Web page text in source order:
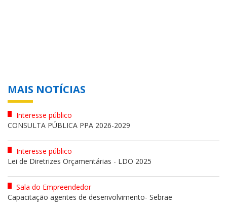
MAIS NOTÍCIAS
Interesse público
CONSULTA PÚBLICA PPA 2026-2029
Interesse público
Lei de Diretrizes Orçamentárias - LDO 2025
Sala do Empreendedor
Capacitação agentes de desenvolvimento- Sebrae